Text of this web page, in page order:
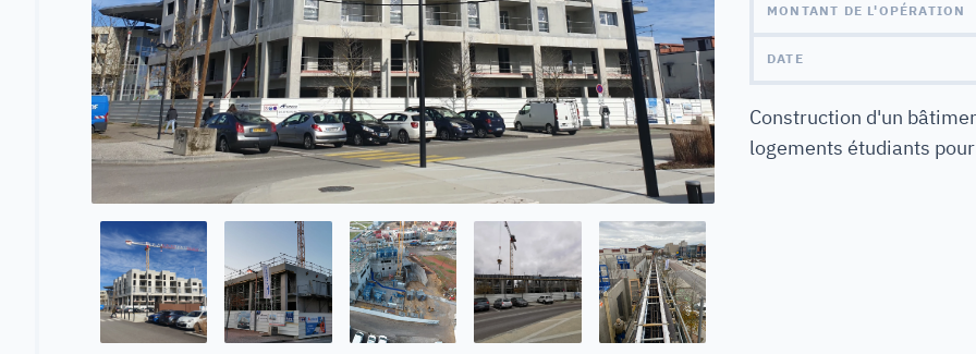
MONTANT DE L'OPÉRATION
DATE
Construction d'un
logements étudiants